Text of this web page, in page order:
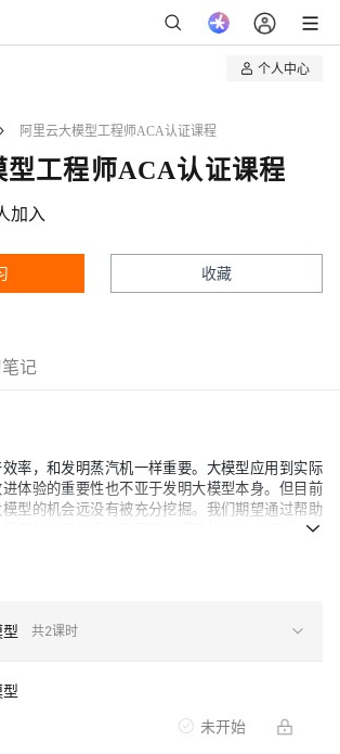
个人中心
阿里云大模型工程师ACA认证课程
型工程师ACA认证课程
加入
收藏
记
率，和发明蒸汽机一样重要。大模型应用到实际
体验的重要性也不亚于发明大模型本身。但目前
型的机会远没有被充分挖掘。我们期望通过帮助
背景的工程技术人员了解大模型的能力，通过一些
：本课程将帮助你发现你的（或者你的客户）业
可以借助大模型来提效或者增强用户体验，同时
共2课时
未开始